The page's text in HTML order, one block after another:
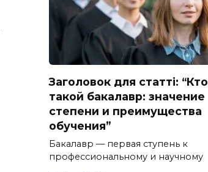
Заголовок для статті: “Кто
такой бакалавр: значение
степени и преимущества
обучения”
Бакалавр — первая ступень к
профессиональному и научному